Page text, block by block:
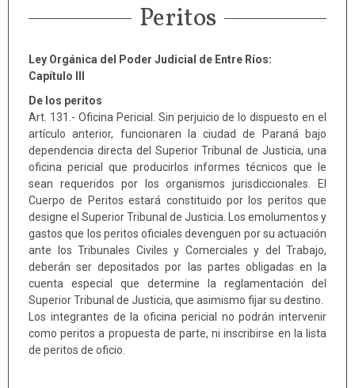
Peritos
Ley Orgánica del Poder Judicial de Entre Ríos:
Capítulo III
De los peritos
Art. 131.- Oficina Pericial. Sin perjuicio de lo dispuesto en el
artículo anterior, funcionaren la ciudad de Paraná bajo
dependencia directa del Superior Tribunal de Justicia, una
oficina pericial que producirlos informes técnicos que le
sean requeridos por los organismos jurisdiccionales. El
Cuerpo de Peritos estará constituido por los peritos que
designe el Superior Tribunal de Justicia. Los emolumentos y
gastos que los peritos oficiales devenguen por su actuación
ante los Tribunales Civiles y Comerciales y del Trabajo,
deberán ser depositados por las partes obligadas en la
cuenta especial que determine la reglamentación del
Superior Tribunal de Justicia, que asimismo fijar su destino.
Los integrantes de la oficina pericial no podrán intervenir
como peritos a propuesta de parte, ni inscribirse en la lista
de peritos de oficio.